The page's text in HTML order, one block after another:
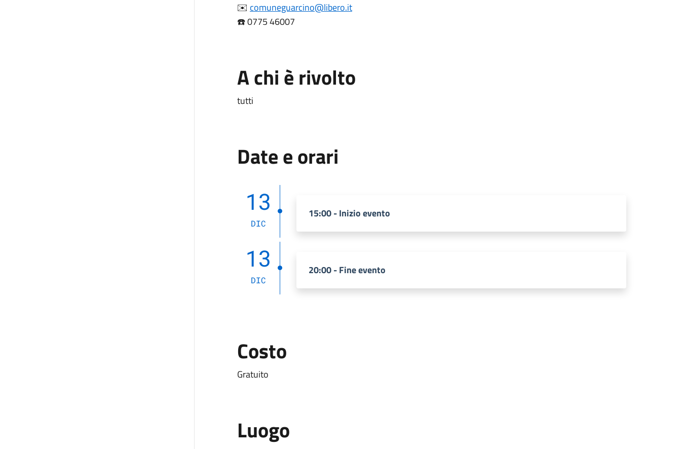
✉️ comuneguarcino@libero.it
☎️ 0775 46007
A chi è rivolto
tutti
Date e orari
13
DIC
15:00 - Inizio evento
13
DIC
20:00 - Fine evento
Costo
Gratuito
Luogo